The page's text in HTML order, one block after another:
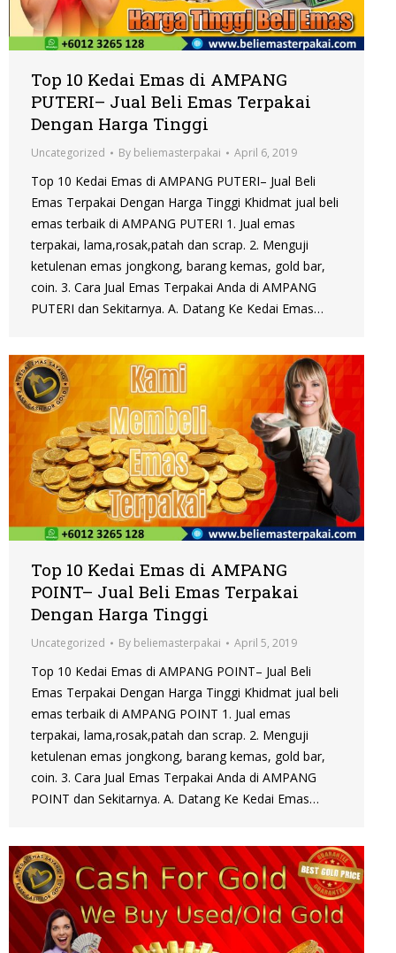
Top 10 Kedai Emas di AMPANG
PUTERI– Jual Beli Emas Terpakai
Dengan Harga Tinggi
Uncategorized By beliemasterpakai April 6, 2019
Top 10 Kedai Emas di AMPANG PUTERI– Jual Beli
Emas Terpakai Dengan Harga Tinggi Khidmat jual beli
emas terbaik di AMPANG PUTERI 1. Jual emas
terpakai, lama,rosak,patah dan scrap. 2. Menguji
ketulenan emas jongkong, barang kemas, gold bar,
coin. 3. Cara Jual Emas Terpakai Anda di AMPANG
PUTERI dan Sekitarnya. A. Datang Ke Kedai Emas…
Top 10 Kedai Emas di AMPANG
POINT– Jual Beli Emas Terpakai
Dengan Harga Tinggi
Uncategorized By beliemasterpakai April 5, 2019
Top 10 Kedai Emas di AMPANG POINT– Jual Beli
Emas Terpakai Dengan Harga Tinggi Khidmat jual beli
emas terbaik di AMPANG POINT 1. Jual emas
terpakai, lama,rosak,patah dan scrap. 2. Menguji
ketulenan emas jongkong, barang kemas, gold bar,
coin. 3. Cara Jual Emas Terpakai Anda di AMPANG
POINT dan Sekitarnya. A. Datang Ke Kedai Emas…